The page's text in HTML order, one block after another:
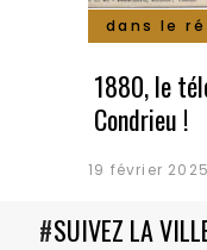
dans le
1880, le
Condrieu !
19 février 2025
#SUIVEZ LA